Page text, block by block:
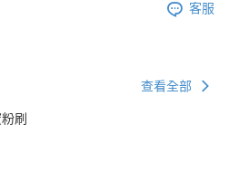
客服
查看全部
刷